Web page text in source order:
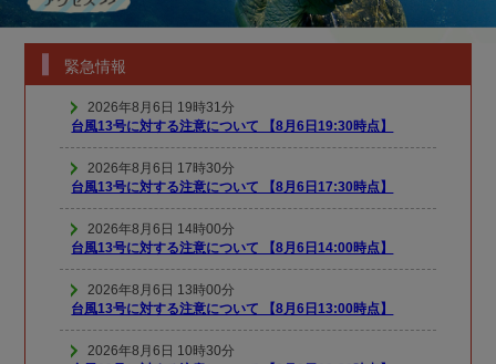
緊急情報
2026年8月6日 19時31分
台風13号に対する注意について 【8月6日19:30時点】
2026年8月6日 17時30分
台風13号に対する注意について 【8月6日17:30時点】
2026年8月6日 14時00分
台風13号に対する注意について 【8月6日14:00時点】
2026年8月6日 13時00分
台風13号に対する注意について 【8月6日13:00時点】
2026年8月6日 10時30分